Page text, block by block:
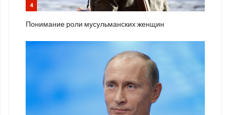
4
Понимание роли мусульманских женщин